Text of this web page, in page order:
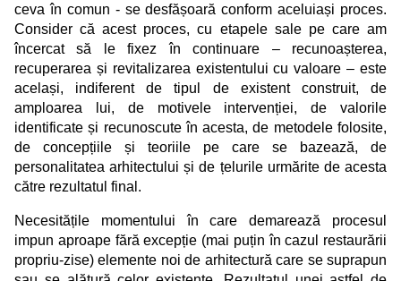
ceva în comun - se desfășoară conform aceluiași proces.
Consider că acest proces, cu etapele sale pe care am
încercat să le fixez în continuare – recunoașterea,
recuperarea și revitalizarea existentului cu valoare – este
același, indiferent de tipul de existent construit, de
amploarea lui, de motivele intervenției, de valorile
identificate și recunoscute în acesta, de metodele folosite,
de concepțiile și teoriile pe care se bazează, de
personalitatea arhitectului și de țelurile urmărite de acesta
către rezultatul final.
Necesitățile momentului în care demarează procesul
impun aproape fără excepție (mai puțin în cazul restaurării
propriu-zise) elemente noi de arhitectură care se suprapun